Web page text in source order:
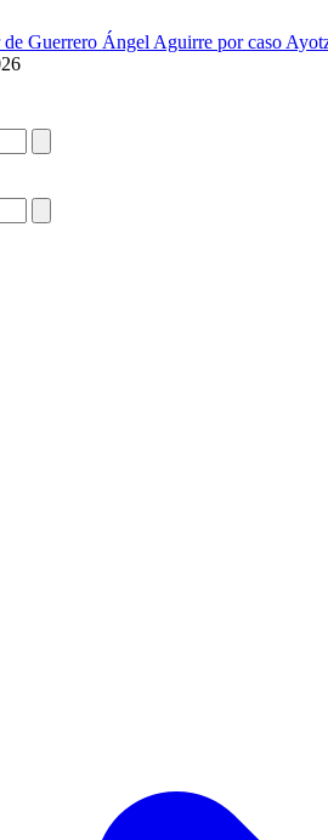
Guerrero Ángel Aguirre por caso